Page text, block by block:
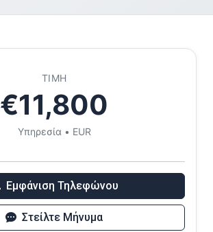
ΤΙΜΉ
€11,800
Υπηρεσία • EUR
Εμφάνιση Τηλεφώνου
Στείλτε Μήνυμα